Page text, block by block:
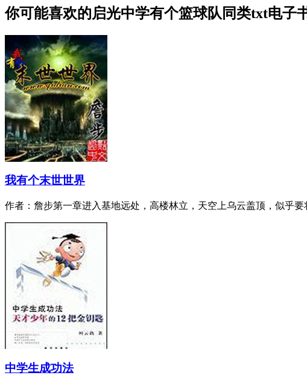
你可能喜欢的启光中学有个篮球队 同类txt电子
我有个末世世界
作者：詹步第一章进入基地远处，高楼林立，天空上乌云盖顶，似乎
中学生成功法